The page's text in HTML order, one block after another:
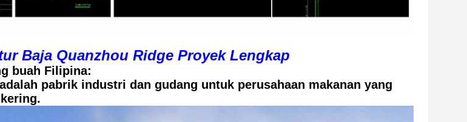
Baja Quanzhou Ridge Proyek Lengkap
buah Filipina:
pabrik industri dan gudang untuk perusahaan makanan yang